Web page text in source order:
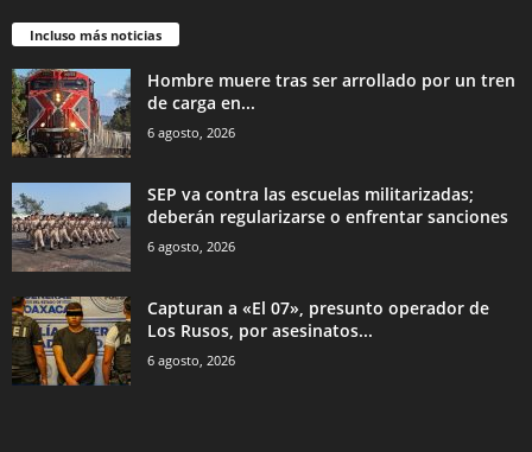
Incluso más noticias
Hombre muere tras ser arrollado por un tren
de carga en...
6 agosto, 2026
SEP va contra las escuelas militarizadas;
deberán regularizarse o enfrentar sanciones
6 agosto, 2026
Capturan a «El 07», presunto operador de
Los Rusos, por asesinatos...
6 agosto, 2026